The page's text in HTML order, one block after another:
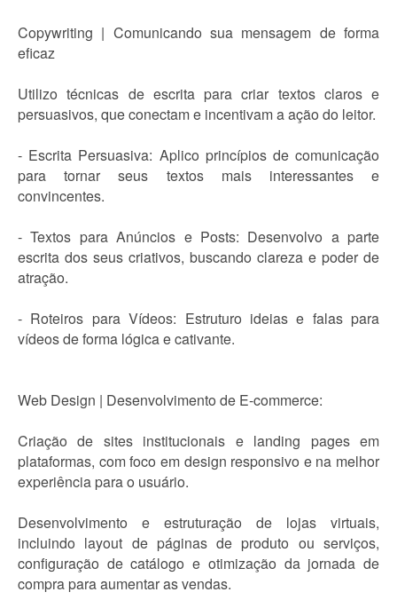
Copywriting | Comunicando sua mensagem de forma
eficaz
Utilizo técnicas de escrita para criar textos claros e
persuasivos, que conectam e incentivam a ação do leitor.
- Escrita Persuasiva: Aplico princípios de comunicação
para tornar seus textos mais interessantes e
convincentes.
- Textos para Anúncios e Posts: Desenvolvo a parte
escrita dos seus criativos, buscando clareza e poder de
atração.
- Roteiros para Vídeos: Estruturo ideias e falas para
vídeos de forma lógica e cativante.
Web Design | Desenvolvimento de E-commerce:
Criação de sites institucionais e landing pages em
plataformas, com foco em design responsivo e na melhor
experiência para o usuário.
Desenvolvimento e estruturação de lojas virtuais,
incluindo layout de páginas de produto ou serviços,
configuração de catálogo e otimização da jornada de
compra para aumentar as vendas.